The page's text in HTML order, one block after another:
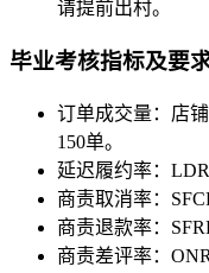
请提前出村。
毕业考核指标及要求
订单成交量：店
150单。
延迟履约率：
商责取消率：
商责退款率：
商责差评率：